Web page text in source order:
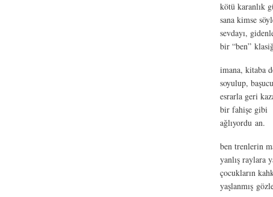
kötü karanlık
sana kimse
sevdayı,
bir “ben”
imana, kitaba
soyulup,
esrarla geri
bir fahişe gibi
ağlıyordu an.
ben trenlerin
yanlış raylara
çocukların
yaşlanmış